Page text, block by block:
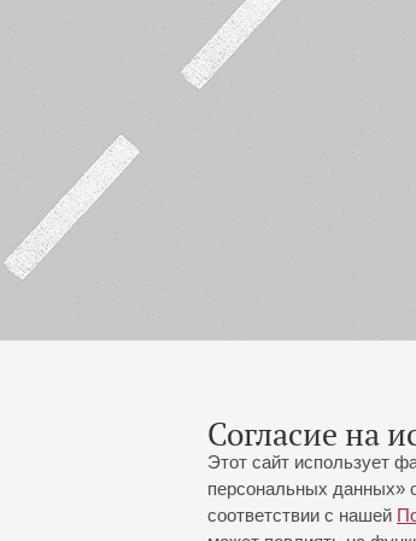
Согласие на
Этот сайт использует
персональных данных»
соответствии с нашей